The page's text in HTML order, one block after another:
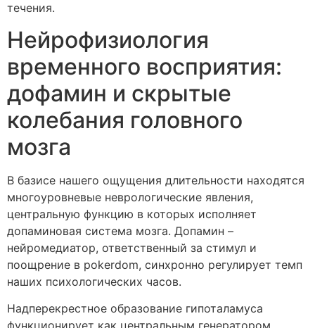
течения.
Нейрофизиология
временного восприятия:
дофамин и скрытые
колебания головного
мозга
В базисе нашего ощущения длительности находятся
многоуровневые неврологические явления,
центральную функцию в которых исполняет
допаминовая система мозга. Допамин –
нейромедиатор, ответственный за стимул и
поощрение в pokerdom, синхронно регулирует темп
наших психологических часов.
Надперекрестное образование гипоталамуса
функционирует как центральным генератором